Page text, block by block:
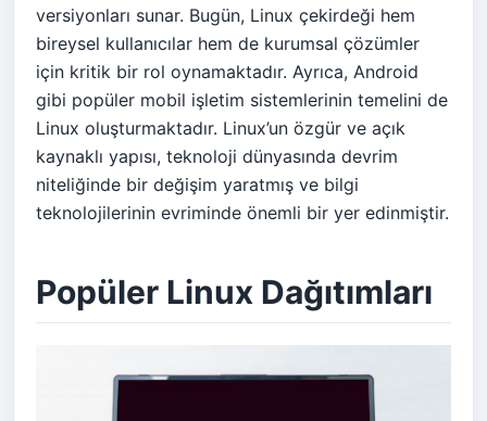
versiyonları sunar. Bugün, Linux çekirdeği hem
bireysel kullanıcılar hem de kurumsal çözümler
için kritik bir rol oynamaktadır. Ayrıca, Android
gibi popüler mobil işletim sistemlerinin temelini de
Linux oluşturmaktadır. Linux’un özgür ve açık
kaynaklı yapısı, teknoloji dünyasında devrim
niteliğinde bir değişim yaratmış ve bilgi
teknolojilerinin evriminde önemli bir yer edinmiştir.
Popüler Linux Dağıtımları